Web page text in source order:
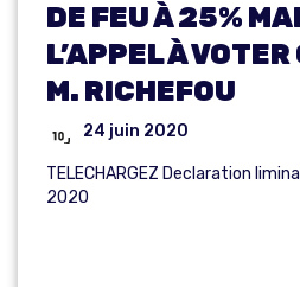
DE FEU À 25%
L’APPEL À
M. RICHEFOU
24 juin 2020
TELECHARGEZ Declaration
2020